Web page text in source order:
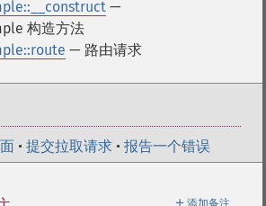
—
构造方法
— 路由请求
• 提交拉取请求 • 报告一个错误
＋ 添加备注